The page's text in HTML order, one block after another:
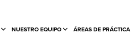
NUESTRO EQUIPO ÁREAS DE PRÁCTICA